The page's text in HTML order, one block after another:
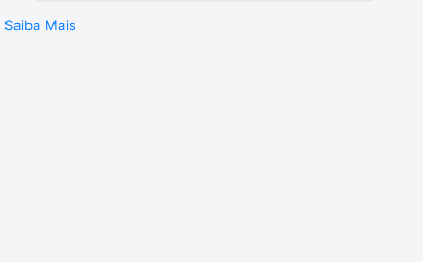
Saiba Mais